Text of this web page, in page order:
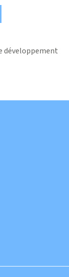
développement